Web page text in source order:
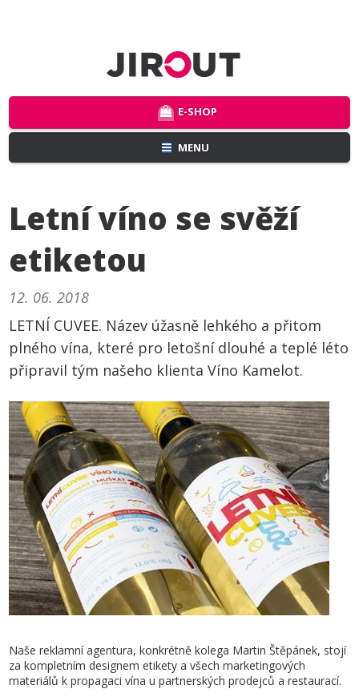
MENU
E-SHOP
Letní víno se svěží
etiketou
12. 06. 2018
LETNÍ CUVEE. Název úžasně lehkého a přitom
plného vína, které pro letošní dlouhé a teplé léto
připravil tým našeho klienta Víno Kamelot.
Naše reklamní agentura, konkrétně kolega Martin Štěpánek, stojí
za kompletním designem etikety a všech marketingových
materiálů k propagaci vína u partnerských prodejců a restaurací.